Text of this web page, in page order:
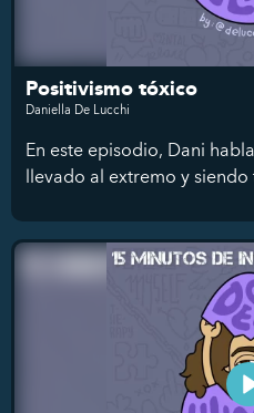
Positivismo tóxico
Daniella De Lucchi
En este episodio, Dani
llevado al extremo y siendo